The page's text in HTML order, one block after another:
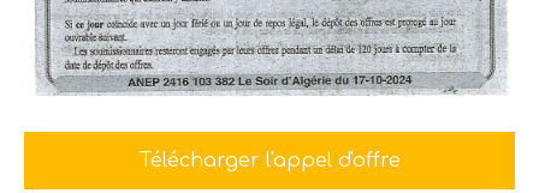
Télécharger l'appel d'offre